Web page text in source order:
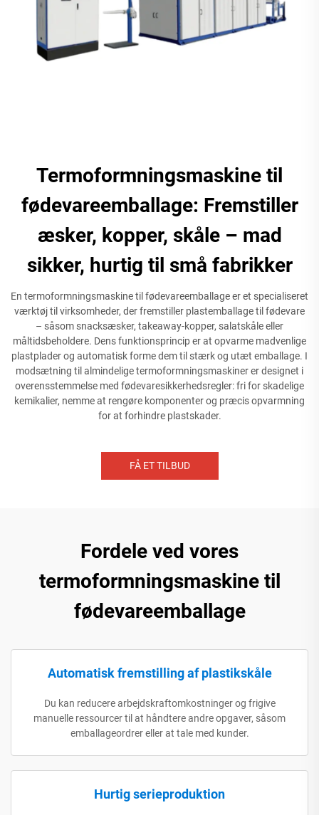
Termoformningsmaskine til
fødevareemballage: Fremstiller
æsker, kopper, skåle – mad
sikker, hurtig til små fabrikker
En termoformningsmaskine til fødevareemballage er et specialiseret
værktøj til virksomheder, der fremstiller plastemballage til fødevare
– såsom snacksæsker, takeaway-kopper, salatskåle eller
måltidsbeholdere. Dens funktionsprincip er at opvarme madvenlige
plastplader og automatisk forme dem til stærk og utæt emballage. I
modsætning til almindelige termoformningsmaskiner er designet i
overensstemmelse med fødevaresikkerhedsregler: fri for skadelige
kemikalier, nemme at rengøre komponenter og præcis opvarmning
for at forhindre plastskader.
FÅ ET TILBUD
Fordele ved vores
termoformningsmaskine til
fødevareemballage
Automatisk fremstilling af plastikskåle
Du kan reducere arbejdskraftomkostninger og frigive
manuelle ressourcer til at håndtere andre opgaver, såsom
emballageordrer eller at tale med kunder.
Hurtig serieproduktion